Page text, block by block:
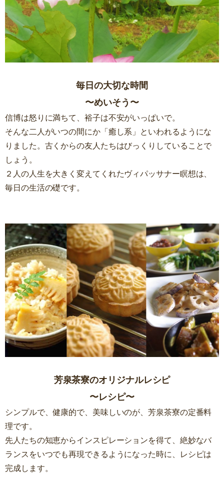
毎日の大切な時間
〜めいそう〜
信博は怒りに満ちて、裕子は不安がいっぱいで。
そんな二人がいつの間にか「癒し系」といわれるようにな
りました。古くからの友人たちはびっくりしていることで
しょう。
２人の人生を大きく変えてくれたヴィパッサナー瞑想は、
毎日の生活の礎です。
芳泉茶寮のオリジナルレシピ
〜レシピ〜
シンプルで、健康的で、美味しいのが、芳泉茶寮の定番料
理です。
先人たちの知恵からインスピレーションを得て、絶妙なバ
ランスをいつでも再現できるようになった時に、レシピは
完成します。